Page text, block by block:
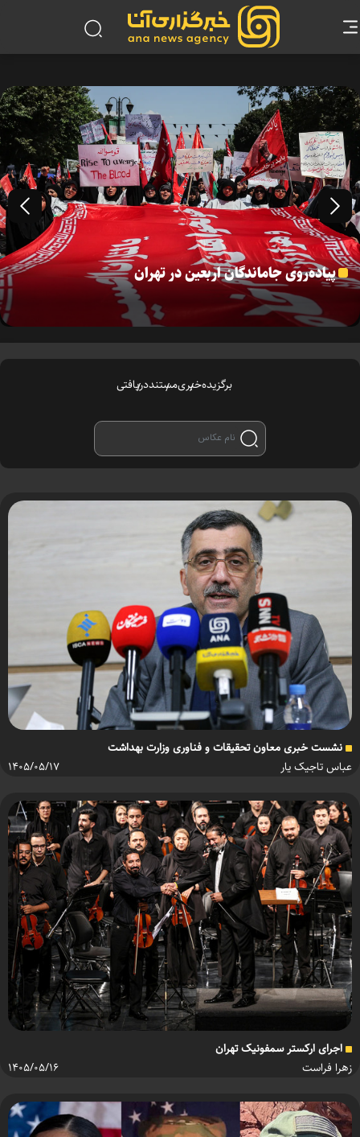
پیاده‌روی جاماندگان اربعین در تهران
برگزیدهخبریمستنددریافتی
نشست خبری معاون تحقیقات و فناوری وزارت بهداشت
عباس تاجیک یار
۱۴۰۵/۰۵/۱۷
اجرای ارکستر سمفونیک تهران
زهرا فراست
۱۴۰۵/۰۵/۱۶